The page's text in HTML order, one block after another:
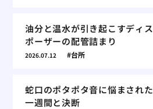
油分と温水が引き起こすディス
ポーザーの配管詰まり
2026.07.12 台所
蛇口のポタポタ音に悩まされた
一週間と決断